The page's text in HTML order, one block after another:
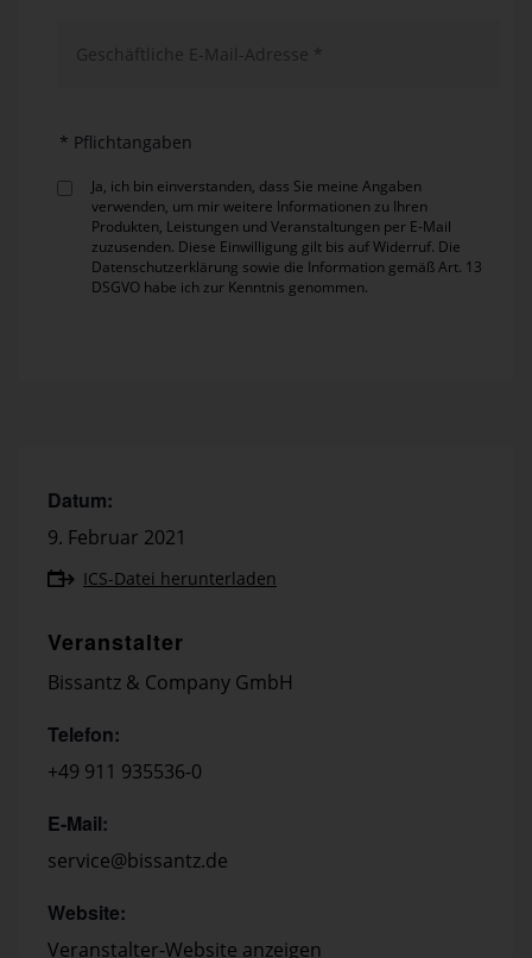
Geschäftliche E-Mail-Adresse *
* Pflichtangaben
Ja, ich bin einverstanden, dass Sie meine Angaben
verwenden, um mir weitere Informationen zu Ihren
Produkten, Leistungen und Veranstaltungen per E-Mail
zuzusenden. Diese Einwilligung gilt bis auf Widerruf. Die
Datenschutzerklärung sowie die Information gemäßArt. 13
DSGVO habe ich zur Kenntnis genom­men.
Datum:
9. Februar 2021
ICS-Datei herunterladen
Veranstalter
Bissantz & Company GmbH
Telefon:
+49 911 935536-0
E-Mail:
service@bissantz.de
Website:
Veranstalter-Website anzeigen